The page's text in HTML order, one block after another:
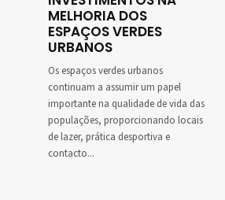
MELHORIA DOS
ESPAÇOS VERDES
URBANOS
Os espaços verdes urbanos
continuam a assumir um papel
importante na qualidade de vida das
populações, proporcionando locais
de lazer, prática desportiva e
contacto...